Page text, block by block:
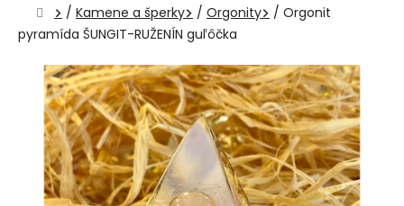
Domov
/ Kamene a šperky / Orgonity / Orgonit
pyramída ŠUNGIT-RUŽENÍN guľôčka